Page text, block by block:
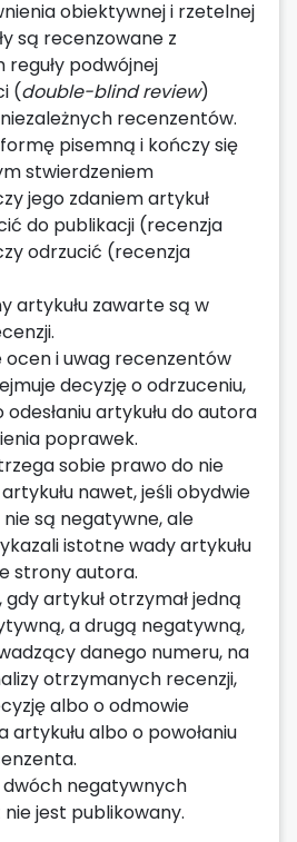
obiektywnej i rzetelnej
są recenzowane z
reguły podwójnej
(double-blind review)
recenzentów.
pisemną i kończy się
stwierdzeniem
jego zdaniem artykuł
do publikacji (recenzja
odrzucić (recenzja
artykułu zawarte są w
ocen i uwag recenzentów
decyzję o odrzuceniu,
artykułu do autora
poprawek.
sobie prawo do nie
nawet, jeśli obydwie
są negatywne, ale
istotne wady artykułu
strony autora.
artykuł otrzymał jedną
a drugą negatywną,
danego numeru, na
otrzymanych recenzji,
albo o odmowie
artykułu albo o powołaniu
negatywnych
jest publikowany.